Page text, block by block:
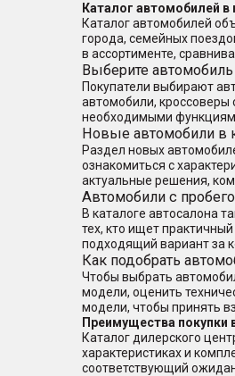
Каталог автомобилей в
Каталог автомобилей
города, семейных
в ассортименте,
Выберите
Покупатели выбирают
автомобили,
необходимыми
Новые автомобили в
Раздел новых
ознакомиться с
актуальные решения,
Автомобили с
В каталоге автосалона
тех, кто ищет
подходящий вариант за
Как подобрать
Чтобы выбрать
модели, оценить
модели, чтобы принять
Преимущества покупки
Каталог дилерского
характеристиках и
соответствующий